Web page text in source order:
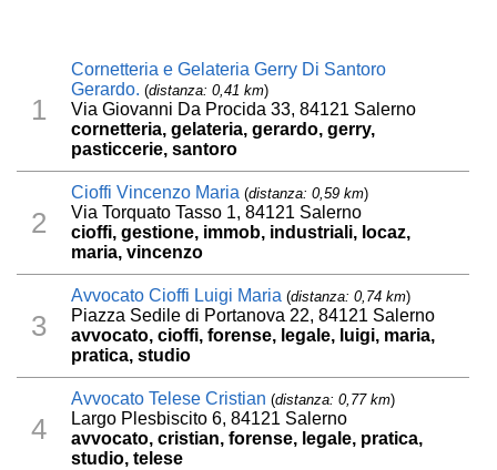
1
Cornetteria e Gelateria Gerry Di Santoro
Gerardo. (distanza: 0,41 km)
Via Giovanni Da Procida 33, 84121 Salerno
cornetteria, gelateria, gerardo, gerry,
pasticcerie, santoro
2
Cioffi Vincenzo Maria (distanza: 0,59 km)
Via Torquato Tasso 1, 84121 Salerno
cioffi, gestione, immob, industriali, locaz,
maria, vincenzo
3
Avvocato Cioffi Luigi Maria (distanza: 0,74 km)
Piazza Sedile di Portanova 22, 84121 Salerno
avvocato, cioffi, forense, legale, luigi, maria,
pratica, studio
4
Avvocato Telese Cristian (distanza: 0,77 km)
Largo Plesbiscito 6, 84121 Salerno
avvocato, cristian, forense, legale, pratica,
studio, telese